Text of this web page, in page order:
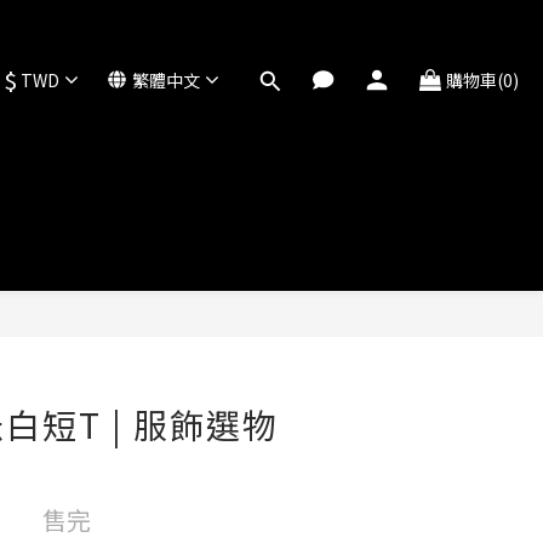
$ TWD 繁體中文 購物車(0)
短T | 服飾選物
售完